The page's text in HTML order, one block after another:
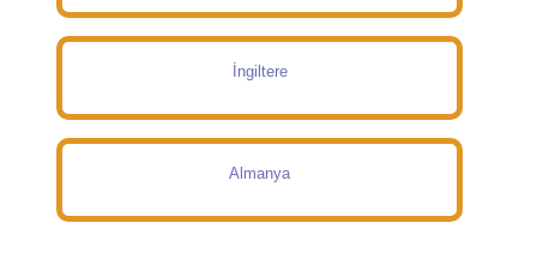
İngiltere
Almanya